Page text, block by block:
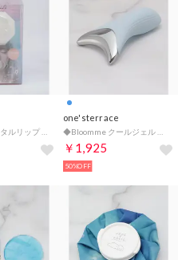
one'sterrace
￥1,925
50%OFF